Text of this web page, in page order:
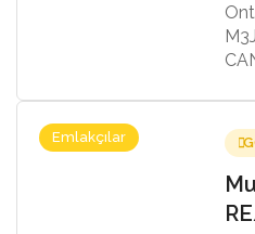
Emlakçılar